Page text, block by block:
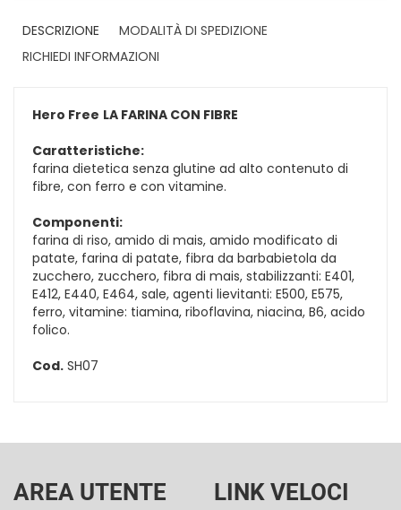
DESCRIZIONE
MODALITÀ DI SPEDIZIONE
RICHIEDI INFORMAZIONI
Hero Free LA FARINA CON FIBRE
Caratteristiche:
farina dietetica senza glutine ad alto contenuto di
fibre, con ferro e con vitamine.
Componenti:
farina di riso, amido di mais, amido modificato di
patate, farina di patate, fibra da barbabietola da
zucchero, zucchero, fibra di mais, stabilizzanti: E401,
E412, E440, E464, sale, agenti lievitanti: E500, E575,
ferro, vitamine: tiamina, riboflavina, niacina, B6, acido
folico.
Cod. SH07
AREA UTENTE LINK VELOCI